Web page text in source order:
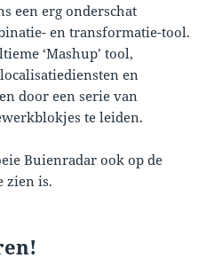
een erg onderschat
en transformatie-tool.
‘Mashup’ tool,
en
door een serie van
te leiden.
Buienradar ook op de
zien is.